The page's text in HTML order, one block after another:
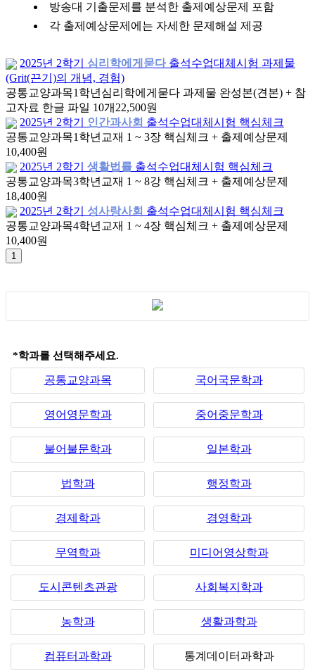
방송대 기출문제를 분석한 출제예상문제 포함
각 출제예상문제에는 자세한 문제해설 제공
2025년 2학기 심리학에게묻다 출석수업대체시험 과제물
(Grit(끈기)의 개념, 경험)
공통교양과목1학년 심리학에게묻다 과제물 완성본(견본) + 참
고자료 한글 파일 10개 22,500원
2025년 2학기
인간과사회 출석수업대체시험 핵심체크
공통교양과목1학년 교재 1 ~ 3장 핵심체크 + 출제예상문제
10,400원
2025년 2학기
생활법률 출석수업대체시험 핵심체크
공통교양과목3학년 교재 1 ~ 8강 핵심체크 + 출제예상문제
18,400원
2025년 2학기
성사랑사회 출석수업대체시험 핵심체크
공통교양과목4학년 교재 1 ~ 4장 핵심체크 + 출제예상문제
10,400원
*학과를 선택해주세요.
공통교양과목 국어국문학과
영어영문학과 중어중문학과
불어불문학과 일본학과
법학과 행정학과
경제학과 경영학과
무역학과 미디어영상학과
도시콘텐츠관광 사회복지학과
농학과 생활과학과
컴퓨터과학과 통계데이터과학과